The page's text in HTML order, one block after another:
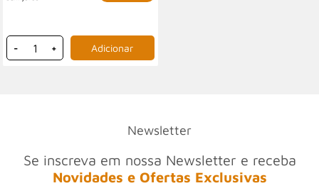
- +
Newsletter
Se inscreva em nossa Newsletter e receba
Novidades e Ofertas Exclusivas